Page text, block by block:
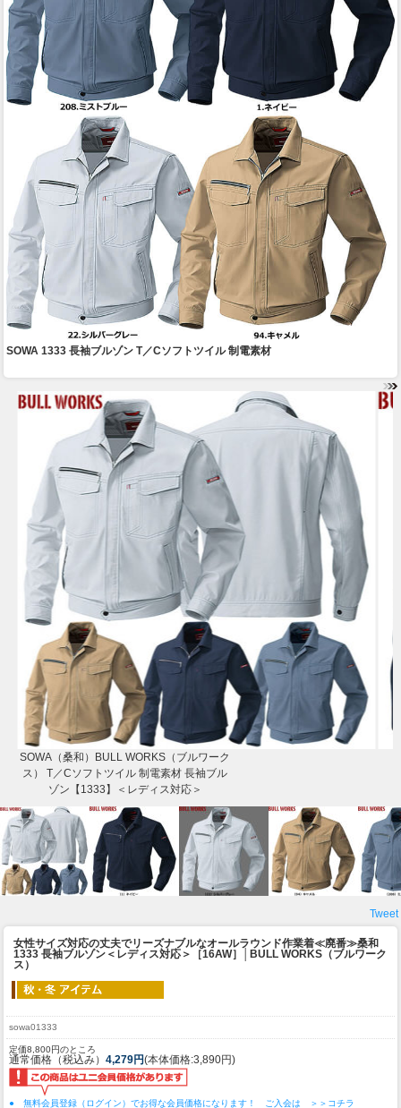
SOWA 1333 長袖ブルゾン T／Cソフトツイル 制電素材
SOWA（桑和）BULL WORKS（ブルワーク
ス） T／Cソフトツイル 制電素材 長袖ブル
ゾン【1333】＜レディス対応＞
Tweet
女性サイズ対応の丈夫でリーズナブルなオールラウンド作業着≪廃番≫桑和
1333 長袖ブルゾン＜レディス対応＞［16AW］│BULL WORKS（ブルワーク
ス）
sowa01333
定価8,800円のところ
通常価格（税込み） 4,279円(本体価格:3,890円)
● 無料会員登録（ログイン）でお得な会員価格になります！ ご入会は ＞＞コチラ